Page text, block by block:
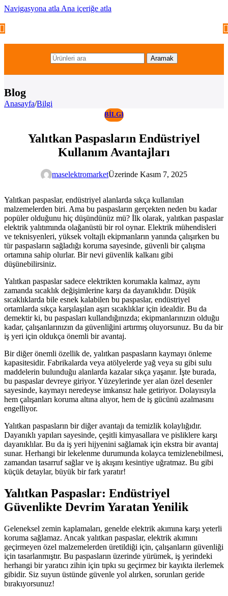
Navigasyona atla Ana içeriğe atla
Aramak
Blog
Anasayfa/Bilgi
BILGI
Yalıtkan Paspasların Endüstriyel
Kullanım Avantajları
maselektromarketÜzerinde Kasım 7, 2025
Yalıtkan paspaslar, endüstriyel alanlarda sıkça kullanılan
malzemelerden biri. Ama bu paspasların gerçekten neden bu kadar
popüler olduğunu hiç düşündünüz mü? İlk olarak, yalıtkan paspaslar
elektrik yalıtımında olağanüstü bir rol oynar. Elektrik mühendisleri
ve teknisyenleri, yüksek voltajlı ekipmanların yanında çalışırken bu
tür paspasların sağladığı koruma sayesinde, güvenli bir çalışma
ortamına sahip olurlar. Bir nevi güvenlik kalkanı gibi
düşünebilirsiniz.
Yalıtkan paspaslar sadece elektrikten korumakla kalmaz, aynı
zamanda sıcaklık değişimlerine karşı da dayanıklıdır. Düşük
sıcaklıklarda bile esnek kalabilen bu paspaslar, endüstriyel
ortamlarda sıkça karşılaşılan aşırı sıcaklıklar için idealdir. Bu da
demektir ki, bu paspasları kullandığınızda; ekipmanlarınızın olduğu
kadar, çalışanlarınızın da güvenliğini artırmış oluyorsunuz. Bu da bir
iş yeri için oldukça önemli bir avantaj.
Bir diğer önemli özellik de, yalıtkan paspasların kaymayı önleme
kapasitesidir. Fabrikalarda veya atölyelerde yağ veya su gibi sulu
maddelerin bulunduğu alanlarda kazalar sıkça yaşanır. İşte burada,
bu paspaslar devreye giriyor. Yüzeylerinde yer alan özel desenler
sayesinde, kaymayı neredeyse imkansız hale getiriyor. Dolayısıyla
hem çalışanları koruma altına alıyor, hem de iş gücünü azalmasını
engelliyor.
Yalıtkan paspasların bir diğer avantajı da temizlik kolaylığıdır.
Dayanıklı yapıları sayesinde, çeşitli kimyasallara ve pisliklere karşı
dayanıklılar. Bu da iş yeri hijyenini sağlamak için ekstra bir avantaj
sunar. Herhangi bir lekelenme durumunda kolayca temizlenebilmesi,
zamandan tasarruf sağlar ve iş akışını kesintiye uğratmaz. Bu gibi
küçük detaylar, büyük bir fark yaratır!
Yalıtkan Paspaslar: Endüstriyel
Güvenlikte Devrim Yaratan Yenilik
Geleneksel zemin kaplamaları, genelde elektrik akımına karşı yeterli
koruma sağlamaz. Ancak yalıtkan paspaslar, elektrik akımını
geçirmeyen özel malzemelerden üretildiği için, çalışanların güvenliği
için tasarlanmıştır. Bu paspasların üzerinde yürümek, iş yerindeki
herhangi bir yaratıcı zihin için tıpkı su geçirmez bir kayıkta ilerlemek
gibidir. Siz suyun üstünde güvenle yol alırken, sorunları geride
bırakıyorsunuz!